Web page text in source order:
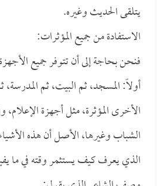
يتلقى الحديث وغيره.
الاستفادة من جميع المؤثرات:
فنحن بحاجة إلى أن تتوفر جميع
أولاً: المسجد، ثم البيت، ثم
الأخرى المؤثرة، مثل أجهزة الإعلام،
الشباب وغيرها، الأصل أن هذه
الذي يعرف كيف يستثمر وقته في ما